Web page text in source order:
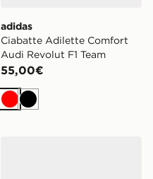
adidas
Ciabatte Adilette Comfort
Audi Revolut F1 Team
55,00€
Rosso
Nero